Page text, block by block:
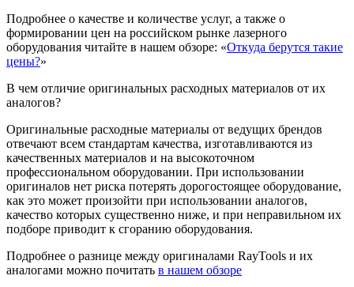
Подробнее о качестве и количестве услуг, а также о
формировании цен на российском рынке лазерного
оборудования читайте в нашем обзоре: «Откуда берутся такие
цены?»
В чем отличие оригинальных расходных материалов от их
аналогов?
Оригинальные расходные материалы от ведущих брендов
отвечают всем стандартам качества, изготавливаются из
качественных материалов и на высокоточном
профессиональном оборудовании. При использовании
оригиналов нет риска потерять дорогостоящее оборудование,
как это может произойти при использовании аналогов,
качество которых существенно ниже, и при неправильном их
подборе приводит к сгоранию оборудования.
Подробнее о разнице между оригиналами RayTools и их
аналогами можно почитать в нашем обзоре